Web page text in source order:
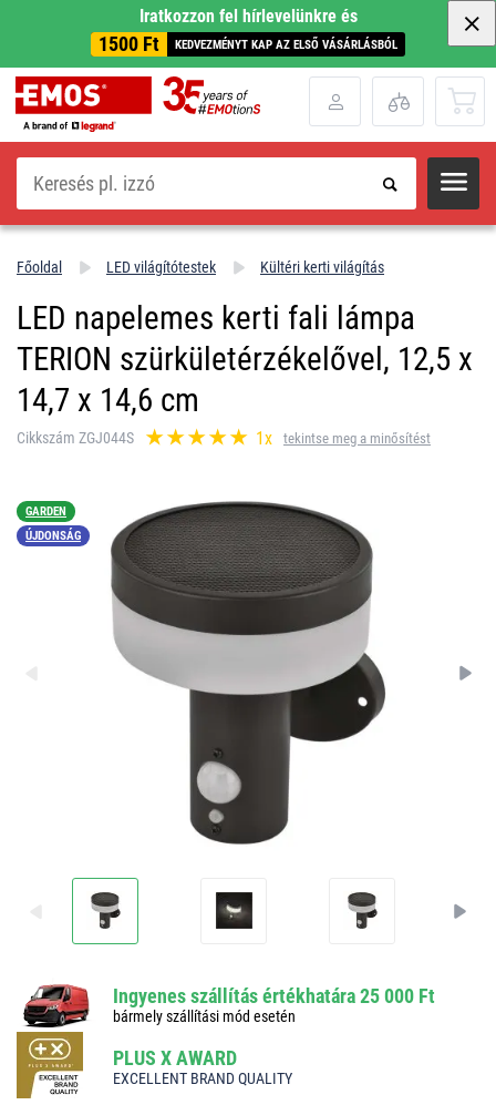
Iratkozzon fel hírlevelünkre és
1500 Ft KEDVEZMÉNYT KAP AZ ELSŐ VÁSÁRLÁSBÓL
Keresés
Főoldal LED világítótestek Kültéri kerti világítás
LED napelemes kerti fali lámpa
TERION szürkületérzékelővel, 12,5 x
14,7 x 14,6 cm
Cikkszám ZGJ044S 1x tekintse meg a minősítést
GARDEN
ÚJDONSÁG
Ingyenes szállítás értékhatára 25 000 Ft
bármely szállítási mód esetén
PLUS X AWARD
EXCELLENT BRAND QUALITY